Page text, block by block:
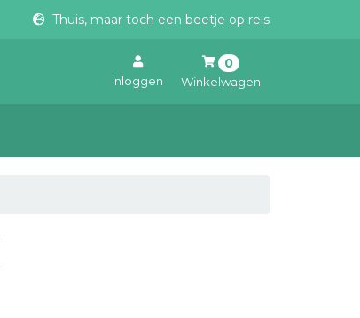
Thuis, maar toch een beetje op reis
Inloggen
0
Winkelwagen